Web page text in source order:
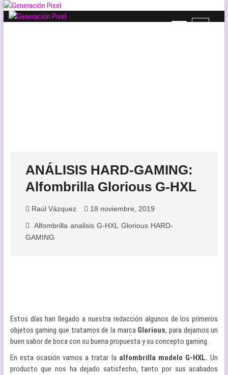
Saltar
B
ANÁLISIS HARD-GAMING:
Alfombrilla Glorious G-HXL
Raúl Vázquez 18 noviembre, 2019
Alfombrilla analisis G-HXL Glorious HARD-
GAMING
Estos días han llegado a nuestra redacción algunos de los primeros
objetos gaming que tratamos de la marca Glorious, para dejarnos un
buen sabor de boca con su buena propuesta y su concepto gaming.
En esta ocasión vamos a tratar la alfombrilla modelo G-HXL. Un
producto que nos ha dejado satisfecho, tanto por sus acabados